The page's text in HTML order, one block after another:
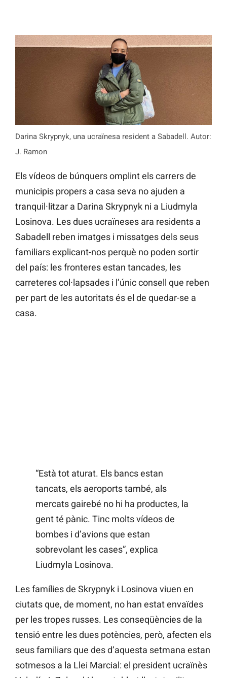
Darina Skrypnyk, una ucraïnesa resident a Sabadell. Autor:
J. Ramon
Els vídeos de búnquers omplint els carrers de
municipis propers a casa seva no ajuden a
tranquil·litzar a Darina Skrypnyk ni a Liudmyla
Losinova. Les dues ucraïneses ara residents a
Sabadell reben imatges i missatges dels seus
familiars explicant-nos perquè no poden sortir
del país: les fronteres estan tancades, les
carreteres col·lapsades i l’únic consell que reben
per part de les autoritats és el de quedar-se a
casa.
“Està tot aturat. Els bancs estan
tancats, els aeroports també, als
mercats gairebé no hi ha productes, la
gent té pànic. Tinc molts vídeos de
bombes i d’avions que estan
sobrevolant les cases”, explica
Liudmyla Losinova.
Les famílies de Skrypnyk i Losinova viuen en
ciutats que, de moment, no han estat envaïdes
per les tropes russes. Les conseqüències de la
tensió entre les dues potències, però, afecten els
seus familiars que des d’aquesta setmana estan
sotmesos a la Llei Marcial: el president ucraïnès